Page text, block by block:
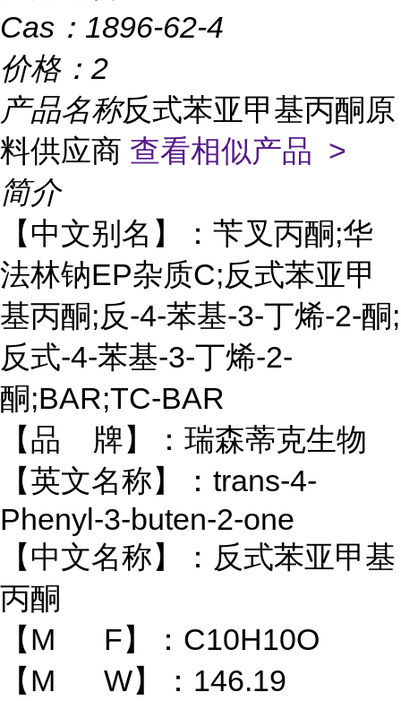
Cas： 1896-62-4
价格： 2
产品名称反式苯亚甲基丙酮原
料供应商 查看相似产品 >
简介
【中文别名】：苄叉丙酮;华
法林钠EP杂质C;反式苯亚甲
基丙酮;反-4-苯基-3-丁烯-2-酮;
反式-4-苯基-3-丁烯-2-
酮;BAR;TC-BAR
【品 牌】：瑞森蒂克生物
【英文名称】：trans-4-
Phenyl-3-buten-2-one
【中文名称】：反式苯亚甲基
丙酮
【M F】：C10H10O
【M W】：146.19